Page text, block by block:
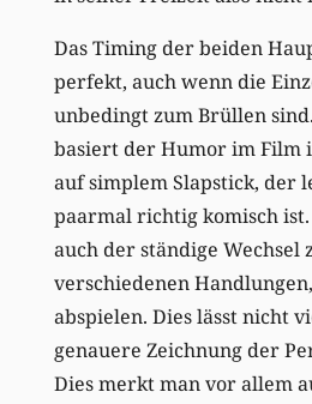
Das Timing der beiden
perfekt, auch wenn die
unbedingt zum Brüllen
basiert der Humor im Film
auf simplem Slapstick, der
paarmal richtig komisch
auch der ständige Wechsel
verschiedenen
abspielen. Dies lässt nicht
genauere Zeichnung der
Dies merkt man vor allem